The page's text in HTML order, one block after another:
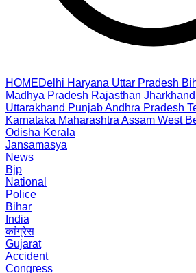
HOMEDelhi Haryana Uttar Pradesh
Madhya Pradesh Rajasthan Jharkhand
Uttarakhand PunjabAndhra Pradesh
Karnataka Maharashtra Assam West
Odisha Kerala
Jansamasya
News
Bjp
National
Police
Bihar
India
कांग्रेस
Gujarat
Accident
Congress